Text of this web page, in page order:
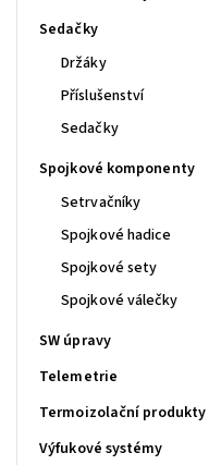
Sedačky
Držáky
Příslušenství
Sedačky
Spojkové komponenty
Setrvačníky
Spojkové hadice
Spojkové sety
Spojkové válečky
SW úpravy
Telemetrie
Termoizolační produkty
Výfukové systémy